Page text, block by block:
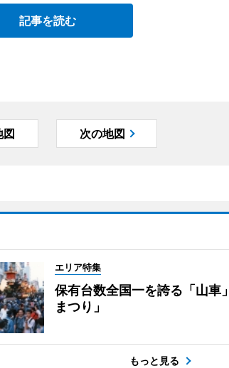
記事を読む
図 次の地図
エリア特集
保有台数全国一を誇る「山車
まつり」
もっと見る